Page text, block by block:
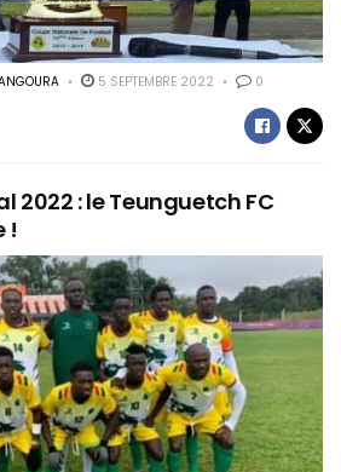
5 SEPTEMBRE 2022 0
2022 : le Teunguetch FC
!